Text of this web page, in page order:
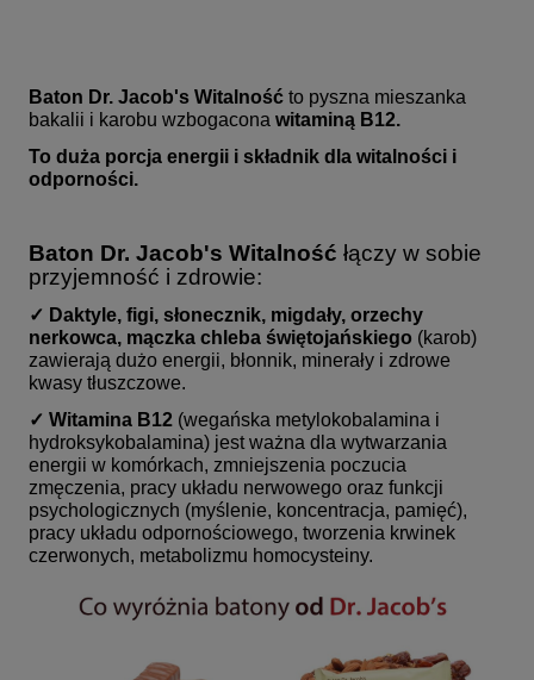
Baton Dr. Jacob's Witalność to pyszna mieszanka
bakalii i karobu wzbogacona witaminą B12.
To duża porcja energii i składnik dla witalności i
odporności.
Baton Dr. Jacob's Witalność łączy w sobie
przyjemność i zdrowie:
✓ Daktyle, figi, słonecznik, migdały, orzechy
nerkowca, mączka chleba świętojańskiego (karob)
zawierają dużo energii, błonnik, minerały i zdrowe
kwasy tłuszczowe.
✓ Witamina B12 (wegańska metylokobalamina i
hydroksykobalamina) jest ważna dla wytwarzania
energii w komórkach, zmniejszenia poczucia
zmęczenia, pracy układu nerwowego oraz funkcji
psychologicznych (myślenie, koncentracja, pamięć),
pracy układu odpornościowego, tworzenia krwinek
czerwonych, metabolizmu homocysteiny.